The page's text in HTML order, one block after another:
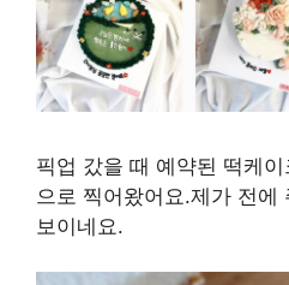
픽업 갔을 때 예약된 떡케
으로 찍어왔어요.제가 전에
보이네요.